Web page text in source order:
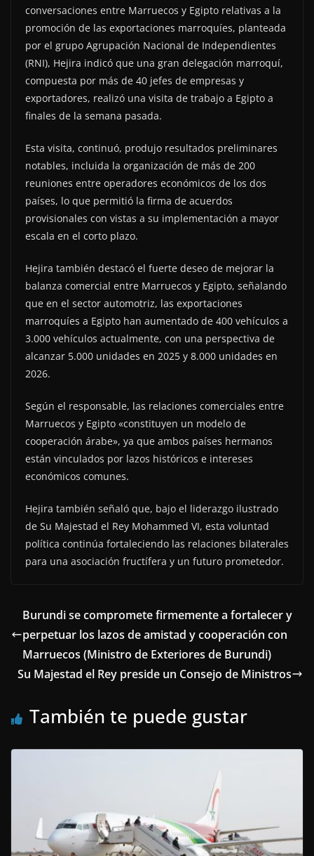
conversaciones entre Marruecos y Egipto relativas a la
promoción de las exportaciones marroquíes, planteada
por el grupo Agrupación Nacional de Independientes
(RNI), Hejira indicó que una gran delegación marroquí,
compuesta por más de 40 jefes de empresas y
exportadores, realizó una visita de trabajo a Egipto a
finales de la semana pasada.
Esta visita, continuó, produjo resultados preliminares
notables, incluida la organización de más de 200
reuniones entre operadores económicos de los dos
países, lo que permitió la firma de acuerdos
provisionales con vistas a su implementación a mayor
escala en el corto plazo.
Hejira también destacó el fuerte deseo de mejorar la
balanza comercial entre Marruecos y Egipto, señalando
que en el sector automotriz, las exportaciones
marroquíes a Egipto han aumentado de 400 vehículos a
3.000 vehículos actualmente, con una perspectiva de
alcanzar 5.000 unidades en 2025 y 8.000 unidades en
2026.
Según el responsable, las relaciones comerciales entre
Marruecos y Egipto «constituyen un modelo de
cooperación árabe», ya que ambos países hermanos
están vinculados por lazos históricos e intereses
económicos comunes.
Hejira también señaló que, bajo el liderazgo ilustrado
de Su Majestad el Rey Mohammed VI, esta voluntad
política continúa fortaleciendo las relaciones bilaterales
para una asociación fructífera y un futuro prometedor.
Burundi se compromete firmemente a fortalecer y
perpetuar los lazos de amistad y cooperación con
Marruecos (Ministro de Exteriores de Burundi)
Su Majestad el Rey preside un Consejo de Ministros
También te puede gustar